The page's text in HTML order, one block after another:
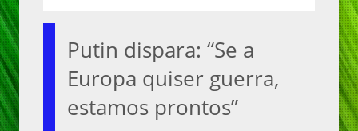
Putin dispara: “Se a
Europa quiser guerra,
estamos prontos”